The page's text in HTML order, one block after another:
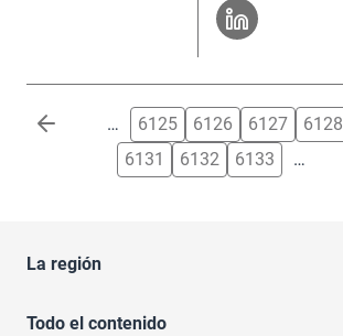
Paginación … 6125 6126 6127 6128
6131
6132 6133 …
La región
Todo el contenido